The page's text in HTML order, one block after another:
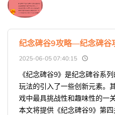
纪念碑谷9攻略—纪念碑谷
2025-06-05 07:40:15
《纪念碑谷9》是纪念碑谷系
玩法的引入了一些创新元素。
戏中最具挑战性和趣味性的一
本文将提供《纪念碑谷9》第